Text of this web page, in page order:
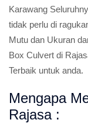
Karawang
tidak perlu di
Mutu dan Ukuran
Box Culvert di
Terbaik untuk anda.
Mengapa
Rajasa :